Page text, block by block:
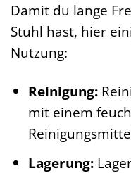
Damit du lange
Stuhl hast, hier
Nutzung:
Reinigung:
mit einem
Lagerung: